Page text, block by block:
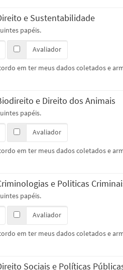
e Sustentabilidade
papéis.
Avaliador
em ter meus dados coletados e
e Direito dos Animais
papéis.
Avaliador
em ter meus dados coletados e
e Politicas
papéis.
Avaliador
em ter meus dados coletados e
Sociais e Políticas